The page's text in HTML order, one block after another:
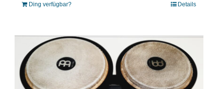
Ding verfügbar? Details